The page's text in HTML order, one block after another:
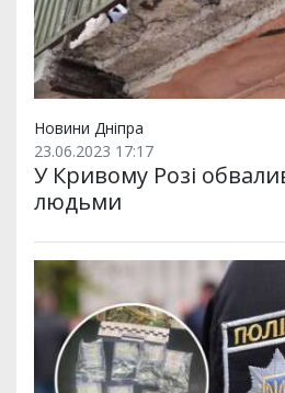
Новини Дніпра
23.06.2023 17:17
У Кривому Розі
людьми